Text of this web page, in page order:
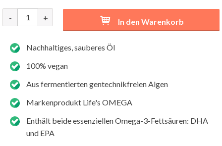
- + In den Warenkorb
Nachhaltiges, sauberes Öl
100% vegan
Aus fermentierten gentechnikfreien Algen
Markenprodukt Life's OMEGA
Enthält beide essenziellen Omega-3-Fettsäuren: DHA
und EPA